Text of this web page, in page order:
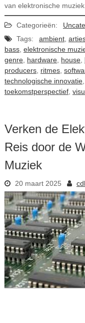
van elektronische
Categorieën:
Tags:
ambient,
bass, elektronische
genre, hardware, house,
producers, ritmes,
technologische innovatie,
toekomstperspectief,
Verken de
Reis door de
Muziek
20 maart 2025